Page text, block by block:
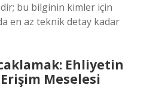
bu bilginin kimler için
en az teknik detay kadar
Ehliyetin
Meselesi